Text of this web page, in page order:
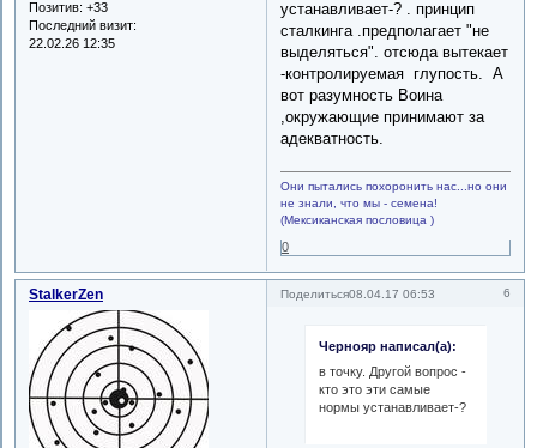
Позитив: +33
Последний визит:
22.02.26 12:35
устанавливает-? . принцип
сталкинга .предполагает "не
выделяться". отсюда вытекает
-контролируемая глупость. А
вот разумность Воина
,окружающие принимают за
адекватность.
Они пытались похоронить нас...но они
не знали, что мы - семена!
(Мексиканская пословица )
0
Поделиться 6
08.04.17 06:53
StalkerZen
Чернояр написал(а):
в точку. Другой вопрос -
кто это эти самые
нормы устанавливает-?